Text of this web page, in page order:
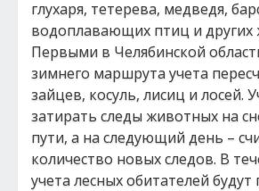
глухаря, тетерева, медведя,
водоплавающих птиц и других
Первыми в Челябинской
зимнего маршрута учета
зайцев, косуль, лисиц и лосей.
затирать следы животных на
пути, а на следующий день –
количество новых следов. В
учета лесных обитателей